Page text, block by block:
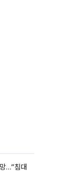
…“침대